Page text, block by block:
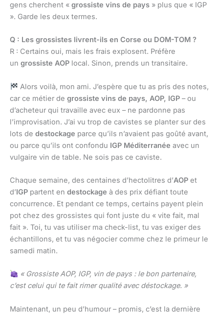
gens cherchent « grossiste vins de pays » plus que « IGP
». Garde les deux termes.
Q : Les grossistes livrent-ils en Corse ou DOM-TOM ?
R : Certains oui, mais les frais explosent. Préfère
un grossiste AOP local. Sinon, prends un transitaire.
Alors voilà, mon ami. J’espère que tu as pris des notes,
car ce métier de grossiste vins de pays, AOP, IGP – ou
d’acheteur qui travaille avec eux – ne pardonne pas
l’improvisation. J’ai vu trop de cavistes se planter sur des
lots de destockage parce qu’ils n’avaient pas goûté avant,
ou parce qu’ils ont confondu IGP Méditerranée avec un
vulgaire vin de table. Ne sois pas ce caviste.
Chaque semaine, des centaines d’hectolitres d’AOP et
d’IGP partent en destockage à des prix défiant toute
concurrence. Et pendant ce temps, certains payent plein
pot chez des grossistes qui font juste du « vite fait, mal
fait ». Toi, tu vas utiliser ma check-list, tu vas exiger des
échantillons, et tu vas négocier comme chez le primeur le
samedi matin.
« Grossiste AOP, IGP, vin de pays : le bon partenaire,
c’est celui qui te fait rimer qualité avec déstockage. »
Maintenant, un peu d’humour – promis, c’est la dernière